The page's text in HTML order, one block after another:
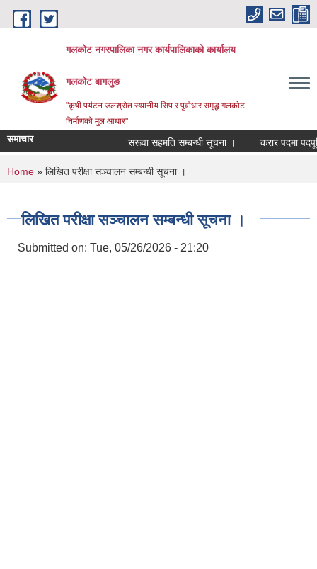
Skip to main content
गलकोट नगरपालिका नगर कार्यपालिकाको कार्यालय
गलकोट बागलुङ
"कृषी पर्यटन जलश्रोत स्थानीय सिप र पुर्वाधार समृद्ध गलकोट
निर्माणको मुल आधार"
समाचार सरूवा सहमति सम्बन्धी सूचना । करार पदमा
You are here
Home » लिखित परीक्षा सञ्चालन सम्बन्धी सूचना ।
लिखित परीक्षा सञ्चालन सम्बन्धी सूचना ।
Submitted on: Tue, 05/26/2026 - 21:20